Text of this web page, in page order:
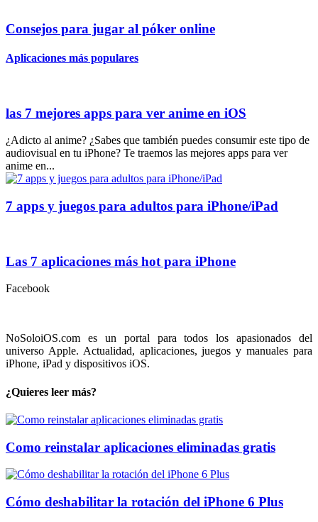
Consejos para jugar al póker online
Aplicaciones más populares
las 7 mejores apps para ver anime en iOS
¿Adicto al anime? ¿Sabes que también puedes consumir este tipo de
audiovisual en tu iPhone? Te traemos las mejores apps para ver
anime en...
7 apps y juegos para adultos para iPhone/iPad
Las 7 aplicaciones más hot para iPhone
Facebook
NoSoloiOS.com es un portal para todos los apasionados del
universo Apple. Actualidad, aplicaciones, juegos y manuales para
iPhone, iPad y dispositivos iOS.
¿Quieres leer más?
Como reinstalar aplicaciones eliminadas gratis
Cómo deshabilitar la rotación del iPhone 6 Plus